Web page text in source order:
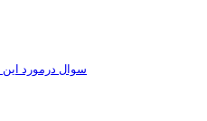
سوال درمورد